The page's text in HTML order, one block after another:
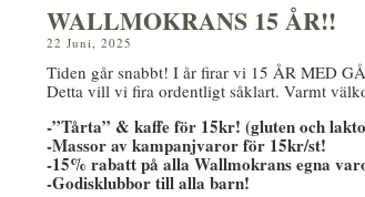
WALLMOKRANS 15 ÅR!!
22 Juni, 2025
Tiden går snabbt! I år firar vi 15 ÅR MED
Detta vill vi fira ordentligt såklart. Varmt
-”Tårta” & kaffe för 15kr! (gluten och
-Massor av kampanjvaror för 15kr/st!
-15% rabatt på alla Wallmokrans egna
-Godisklubbor till alla barn!